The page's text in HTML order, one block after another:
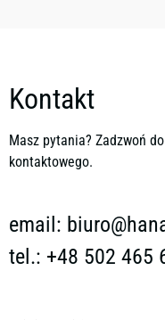
Kontakt
Masz pytania? Zadzwoń
kontaktowego.
email:
tel.: +48 502 465